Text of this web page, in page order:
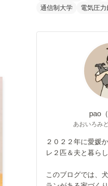
通信制大学
電気圧力
pao
あおいろみ
２０２２年に愛媛
レ２匹＆夫と暮ら
このブログでは、